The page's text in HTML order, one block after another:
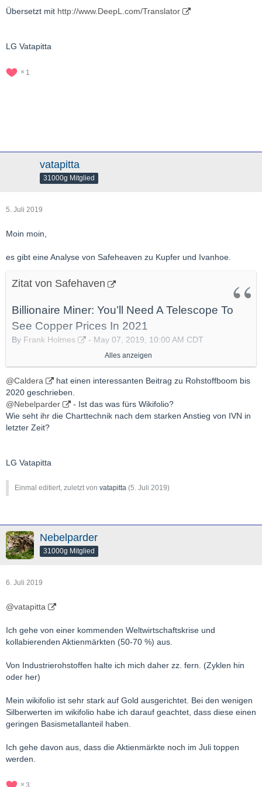
Übersetzt mit http://www.DeepL.com/Translator
LG Vatapitta
1
vatapitta
31000g Mitglied
5. Juli 2019
Moin moin,
es gibt eine Analyse von Safeheaven zu Kupfer und Ivanhoe.
Zitat von Safehaven
Billionaire Miner: You’ll Need A Telescope To
See Copper Prices In 2021
By Frank Holmes - May 07, 2019, 10:00 AM CDT
Die Welt ist auf dem Weg zu einem enormen Mangel an Kupfer,
Nickel, Lithium und anderen wichtigen Mineralien, die zum Bau
der Batterien in Elektrofahrzeugen notwendig sind. So sagt
Teslas Global Supply Manager, laut Reuters.
Shanghai den Grundstein für seine erste ausländische
Nevada, die größte der Welt, befindet sich noch im
Batteriepacks produzieren.
Alles in allem ist das eine Menge Kupfer, das sehr bald die
Aber einige Analysten sagen jetzt, dass die Kapazität noch nicht
Industrie könnte bis 2021 ein Defizit aufweisen. Das
Rohstoffanalystenhaus CRU Group erwartet, dass das
Jahre später um 270.000 Tonnen knapp wird.
Das bedeutet: Wir könnten uns einen weiteren Superzyklus für
Rohstoffe ansehen, wobei das rote Metall den Weg weist.
https://d2t794khe5w43b.cloudfront.net/tinymce/2019-
05/1557241043-screen_shot_2019-05-
"Sie werden ein Teleskop brauchen, um die Kupferpreise im
Alles anzeigen
@Caldera
hat einen interessanten Beitrag zu Rohstoffboom bis
2020 geschrieben.
@Nebelparder
- Ist das was fürs Wikifolio?
Wie seht ihr die Charttechnik nach dem starken Anstieg von IVN in
letzter Zeit?
LG Vatapitta
Einmal editiert, zuletzt von vatapitta (5. Juli 2019)
Nebelparder
31000g Mitglied
6. Juli 2019
@vatapitta
Ich gehe von einer kommenden Weltwirtschaftskrise und
kollabierenden Aktienmärkten (50-70 %) aus.
Von Industrierohstoffen halte ich mich daher zz. fern. (Zyklen hin
oder her)
Mein wikifolio ist sehr stark auf Gold ausgerichtet. Bei den wenigen
Silberwerten im wikifolio habe ich darauf geachtet, dass diese einen
geringen Basismetallanteil haben.
Ich gehe davon aus, dass die Aktienmärkte noch im Juli toppen
werden.
3